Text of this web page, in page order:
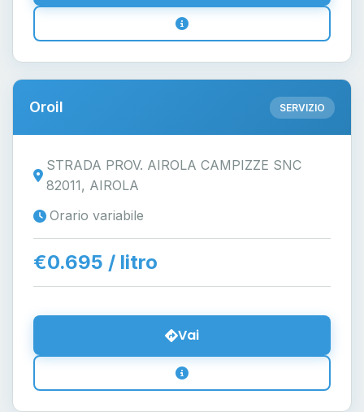
Oroil SERVIZIO
STRADA PROV. AIROLA CAMPIZZE SNC
82011, AIROLA
Orario variabile
€0.695 / litro
Vai